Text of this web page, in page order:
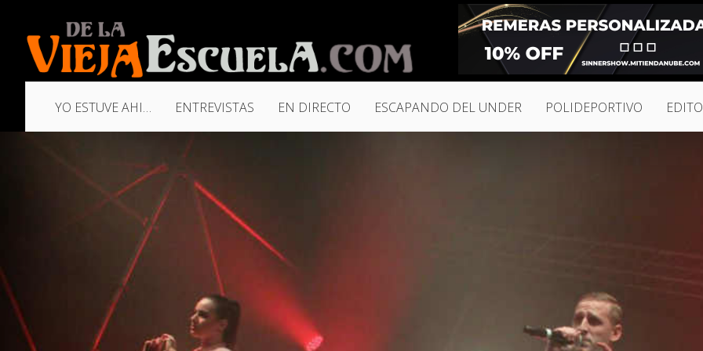
YO ESTUVE AHI… ENTREVISTAS EN DIRECTO ESCAPANDO DEL UNDER POLIDEPORTIVO